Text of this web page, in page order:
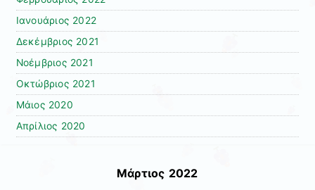
Ιανουάριος 2022
Δεκέμβριος 2021
Νοέμβριος 2021
Οκτώβριος 2021
Μάιος 2020
Απρίλιος 2020
Μάρτιος 2022